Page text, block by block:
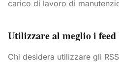
carico di lavoro di
Utilizzare al meglio i
Chi desidera utilizzare gli